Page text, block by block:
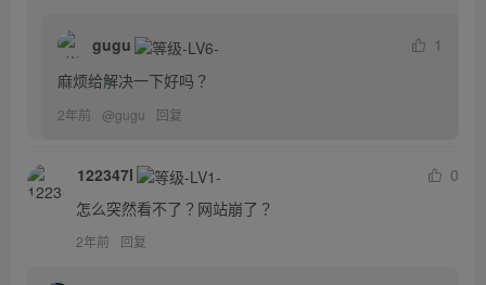
gugu
1
麻烦给解决一下好吗？
2年前 @gugu 回复
122347l
0
怎么突然看不了？网站崩了？
2年前 回复